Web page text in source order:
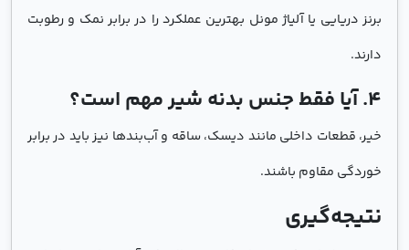
برنز دریایی یا آلیاژ مونل بهترین عملکرد را در برابر نمک و رطوبت
دارند.
۴. آیا فقط جنس بدنه شیر مهم است؟
خیر، قطعات داخلی مانند دیسک، ساقه و آب‌بندها نیز باید در برابر
خوردگی مقاوم باشند.
نتیجه‌گیری